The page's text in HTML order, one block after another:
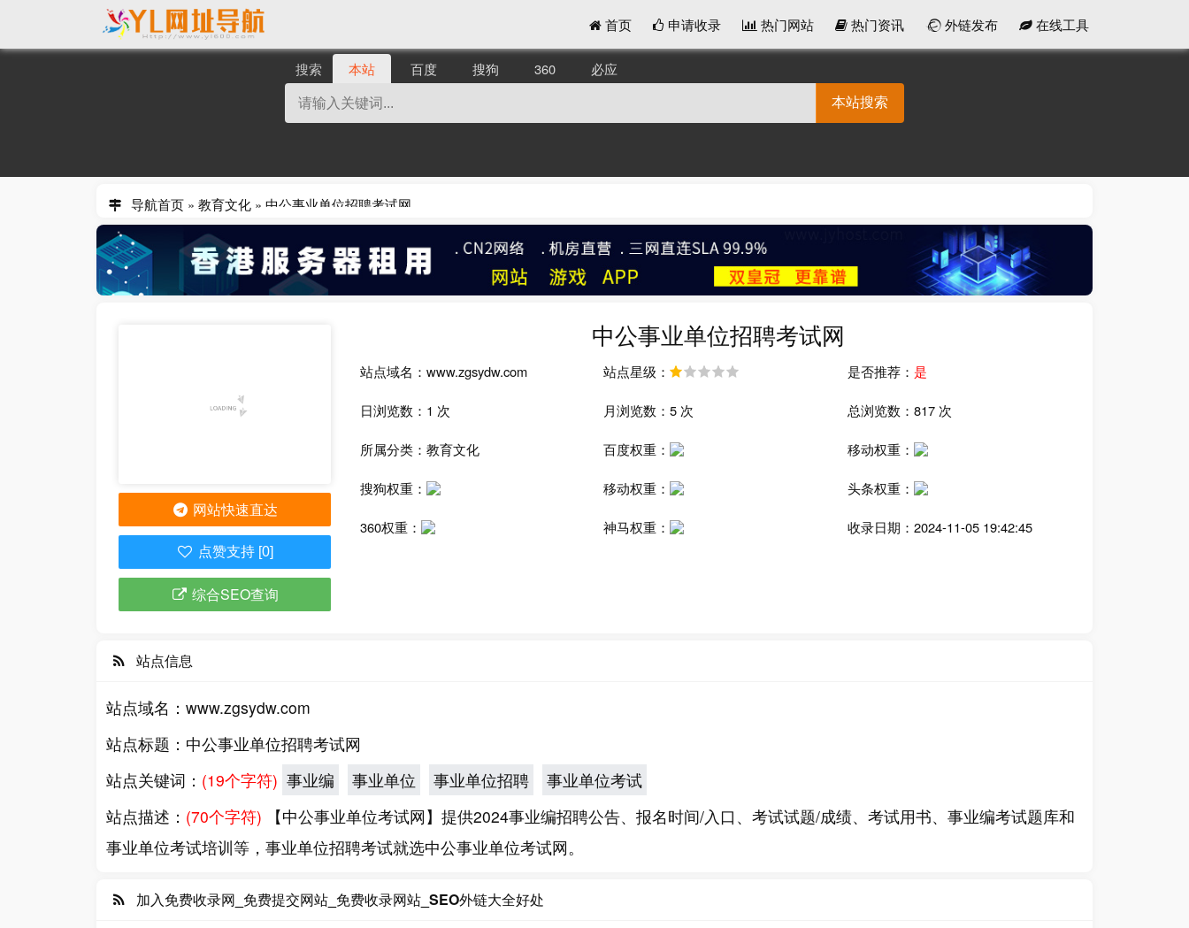
首页 申请收录 热门网站 热门资讯 外链发布 在线工具
搜索 本站 百度 搜狗 360 必应
本站搜索
导航首页» 教育文化» 中公事业单位招聘考试网
中公事业单位招聘考试网
站点域名：www.zgsydw.com 站点星级： 是否推荐： 是
日浏览数：1 次 月浏览数：5 次 总浏览数：817 次
所属分类： 教育文化 百度权重： 移动权重：
搜狗权重： 移动权重： 头条权重：
360权重： 神马权重： 收录日期：2024-11-05 19:42:45
网站快速直达
点赞支持 [0]
综合SEO查询
站点信息
站点域名： www.zgsydw.com
站点标题： 中公事业单位招聘考试网
站点关键词： (19个字符) 事业编 事业单位 事业单位招聘
事业单位考试
站点描述： (70个字符) 【中公事业单位考试网】提供2024事业编招聘公告、报名时间/入口、考试试题/成绩、考试用书、事业编考试题库和
事业单位考试培训等，事业单位招聘考试就选中公事业单位考试网。
加入免费收录网_免费提交网站_免费收录网站_SEO外链大全好处